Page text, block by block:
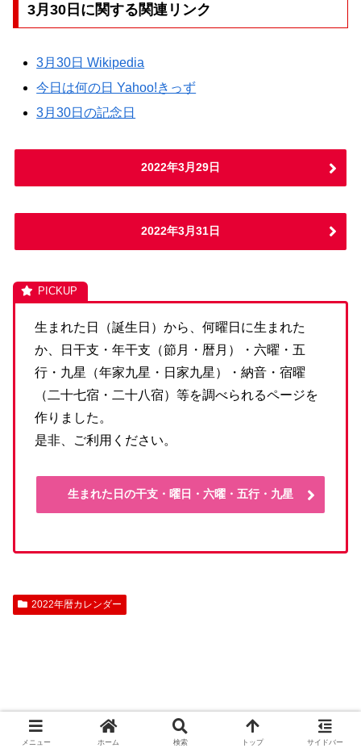
3月30日に関する関連リンク
3月30日 Wikipedia
今日は何の日 Yahoo!きっず
3月30日の記念日
2022年3月29日
2022年3月31日
生まれた日（誕生日）から、何曜日に生まれた
か、日干支・年干支（節月・暦月）・六曜・五
行・九星（年家九星・日家九星）・納音・宿曜
（二十七宿・二十八宿）等を調べられるページを
作りました。
是非、ご利用ください。
生まれた日の干支・曜日・六曜・五行・九星
2022年暦カレンダー
メニュー ホーム 検索 トップ サイドバー